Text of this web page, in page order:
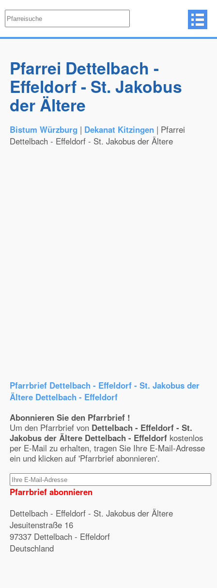
Pfarrei Dettelbach -
Effeldorf - St. Jakobus
der Ältere
Bistum Würzburg | Dekanat Kitzingen | Pfarrei
Dettelbach - Effeldorf - St. Jakobus der Ältere
Pfarrbrief Dettelbach - Effeldorf - St. Jakobus der
Ältere Dettelbach - Effeldorf
Abonnieren Sie den Pfarrbrief !
Um den Pfarrbrief von Dettelbach - Effeldorf - St.
Jakobus der Ältere Dettelbach - Effeldorf kostenlos
per E-Mail zu erhalten, tragen Sie Ihre E-Mail-Adresse
ein und klicken auf 'Pfarrbrief abonnieren'.
Pfarrbrief abonnieren
Dettelbach - Effeldorf - St. Jakobus der Ältere
Jesuitenstraße 16
97337 Dettelbach - Effeldorf
Deutschland